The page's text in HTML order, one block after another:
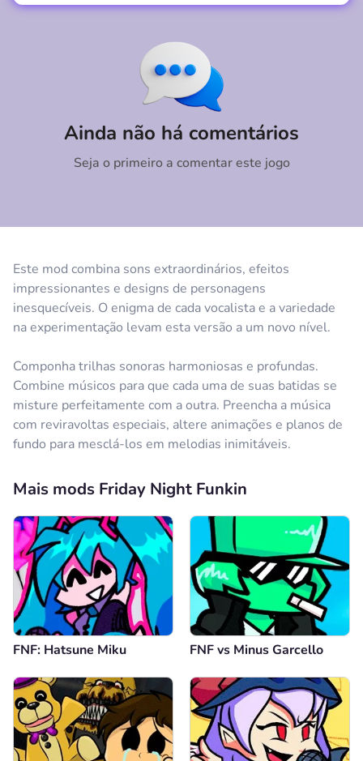
Este mod combina sons extraordinários, efeitos
impressionantes e designs de personagens
inesquecíveis. O enigma de cada vocalista e a variedade
na experimentação levam esta versão a um novo nível.
Componha trilhas sonoras harmoniosas e profundas.
Combine músicos para que cada uma de suas batidas se
misture perfeitamente com a outra. Preencha a música
com reviravoltas especiais, altere animações e planos de
fundo para mesclá-los em melodias inimitáveis.
Ainda não há comentários
Seja o primeiro a comentar este jogo
Mais mods Friday Night Funkin
FNF: Hatsune Miku FNF vs Minus Garcello